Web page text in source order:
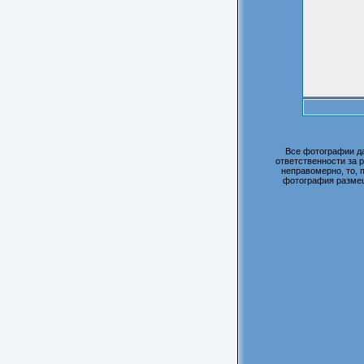
Все фотографии
ответственности
неправомерно, то,
фотография